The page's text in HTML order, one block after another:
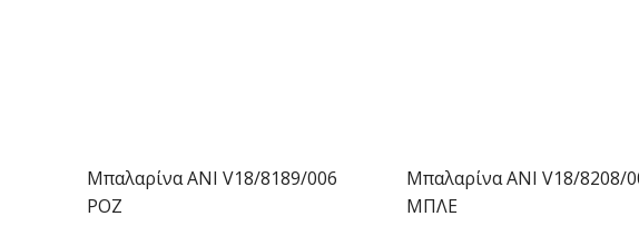
Μπαλαρίνα ANI V18/8189/006
ΡΟΖ
Μπαλαρίνα ANI V18/8208/
ΜΠΛΕ